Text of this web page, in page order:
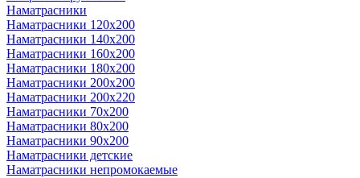
Наматрасники
Наматрасники 120х200
Наматрасники 140х200
Наматрасники 160х200
Наматрасники 180х200
Наматрасники 200х200
Наматрасники 200х220
Наматрасники 70х200
Наматрасники 80х200
Наматрасники 90х200
Наматрасники детские
Наматрасники непромокаемые